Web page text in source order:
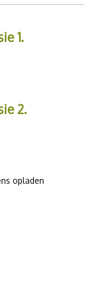
1.
2.
opladen